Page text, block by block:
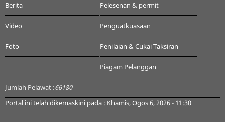
Berita
Video
Foto
Pelesenan & permit
Penguatkuasaan
Penilaian & Cukai Taksiran
Piagam Pelanggan
Jumlah Pelawat :66180
Portal ini telah dikemaskini pada : Khamis, Ogos 6, 2026 - 11:30